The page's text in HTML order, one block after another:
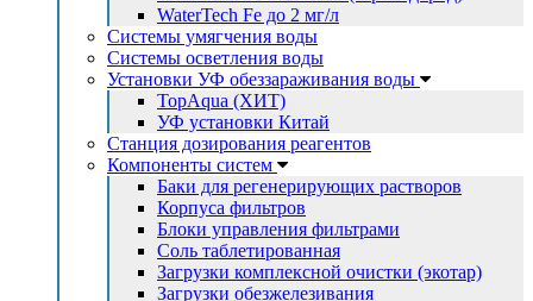
WaterTech Fe до 2 мг/л
Системы умягчения воды
Системы осветления воды
Установки УФ обеззараживания воды
TopAqua (ХИТ)
УФ установки Китай
Станция дозирования реагентов
Компоненты систем
Баки для регенерирующих растворов
Корпуса фильтров
Блоки управления фильтрами
Соль таблетированная
Загрузки комплексной очистки (экотар)
Загрузки обезжелезивания